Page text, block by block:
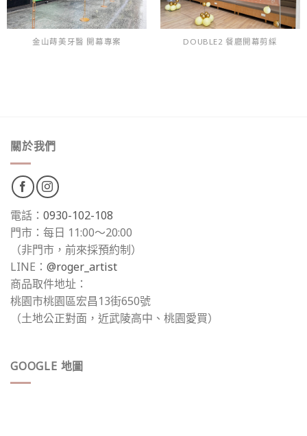
金山蒔美牙醫 開幕專案 DOUBLE2 餐廳開幕剪綵
關於我們
電話： 0930-102-108
門市：每日 11:00～20:00
（非門市，前來採預約制）
LINE： @roger_artist
商品取件地址：
桃園市桃園區宏昌13街650號
（土地公正對面，近武陵高中、桃園愛買）
GOOGLE 地圖